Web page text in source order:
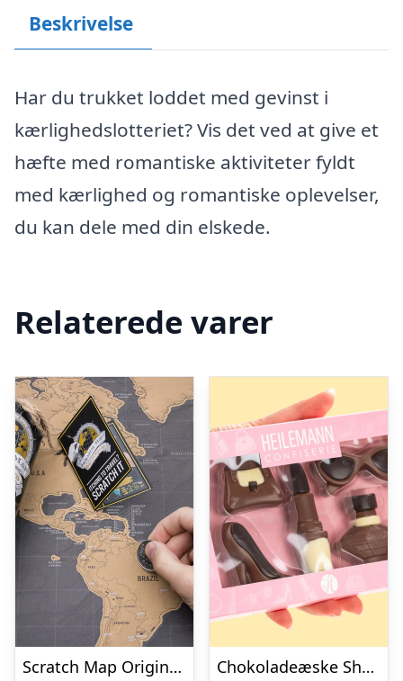
Beskrivelse
Har du trukket loddet med gevinst i
kærlighedslotteriet? Vis det ved at give et
hæfte med romantiske aktiviteter fyldt
med kærlighed og romantiske oplevelser,
du kan dele med din elskede.
Relaterede varer
Scratch Map Original Deluxe
Chokoladeæske Shopping